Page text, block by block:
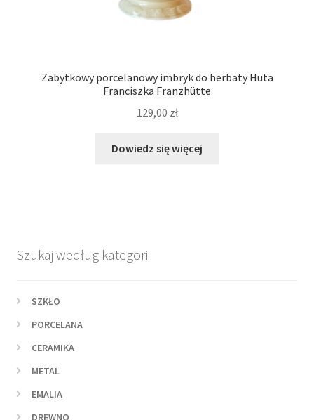
Zabytkowy porcelanowy imbryk do herbaty Huta
Franciszka Franzhütte
129,00 zł
Dowiedz się więcej
Szukaj według kategorii
SZKŁO
PORCELANA
CERAMIKA
METAL
EMALIA
DREWNO